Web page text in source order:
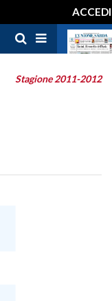
ACCEDI
Stagione 2011-2012